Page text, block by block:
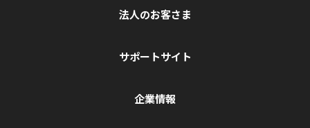
法人のお客さま
サポートサイト
企業情報